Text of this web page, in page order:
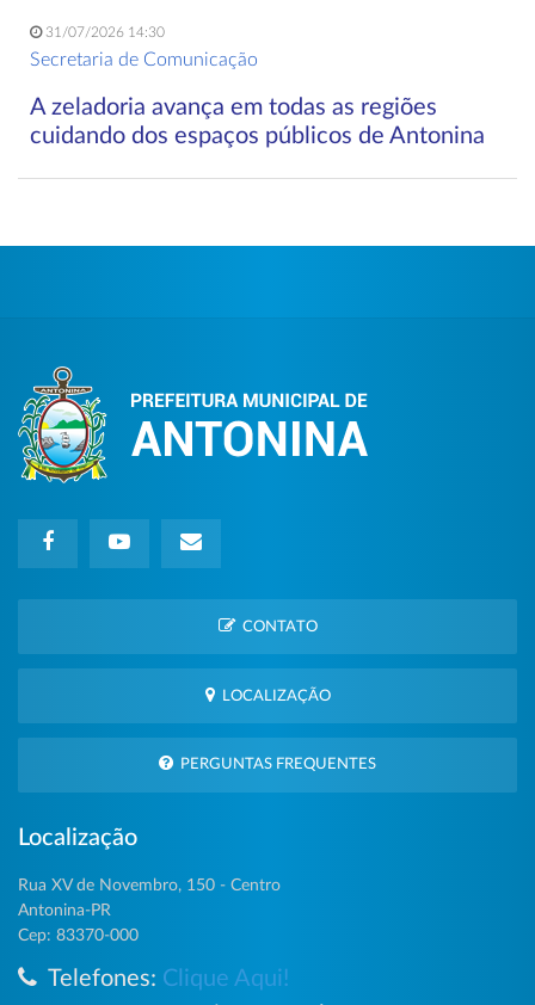
31/07/2026 14:30
Secretaria de Comunicação
A zeladoria avança em todas as regiões
cuidando dos espaços públicos de Antonina
CONTATO
LOCALIZAÇÃO
PERGUNTAS FREQUENTES
Localização
Rua XV de Novembro, 150 - Centro
Antonina-PR
Cep: 83370-000
Telefones: Clique Aqui!